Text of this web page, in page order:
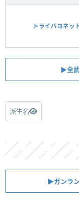
トライバヨネッ
▶︎全
派生名
▶︎ガンラ